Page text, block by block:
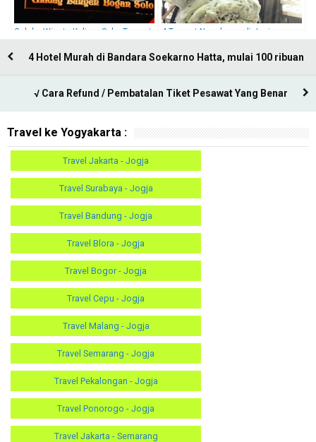
Galabo Wisata Kuliner Solo, Tempat
4 Tempat Nongkrong di Jogja, yang
4 Hotel Murah di Bandara Soekarno Hatta, mulai 100 ribuan
√ Cara Refund / Pembatalan Tiket Pesawat Yang Benar
Travel ke Yogyakarta :
Travel Jakarta - Jogja
Travel Surabaya - Jogja
Travel Bandung - Jogja
Travel Blora - Jogja
Travel Bogor - Jogja
Travel Cepu - Jogja
Travel Malang - Jogja
Travel Semarang - Jogja
Travel Pekalongan - Jogja
Travel Ponorogo - Jogja
Travel Jakarta - Semarang